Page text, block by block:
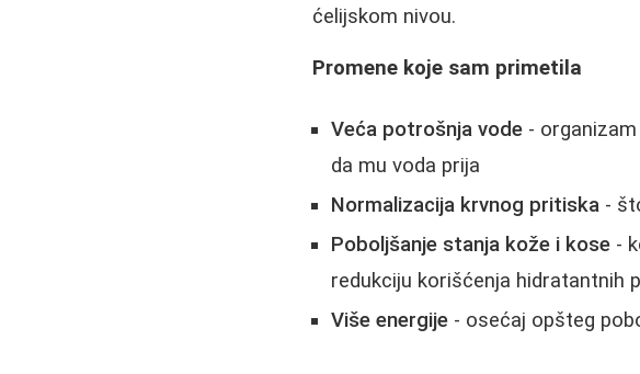
ćelijskom nivou.
Promene koje sam primetila
Veća potrošnja vode -
da mu voda prija
Normalizacija krvnog pritiska -
Poboljšanje stanja kože i kose -
redukciju korišćenja hidratantnih
Više energije - osećaj opšteg